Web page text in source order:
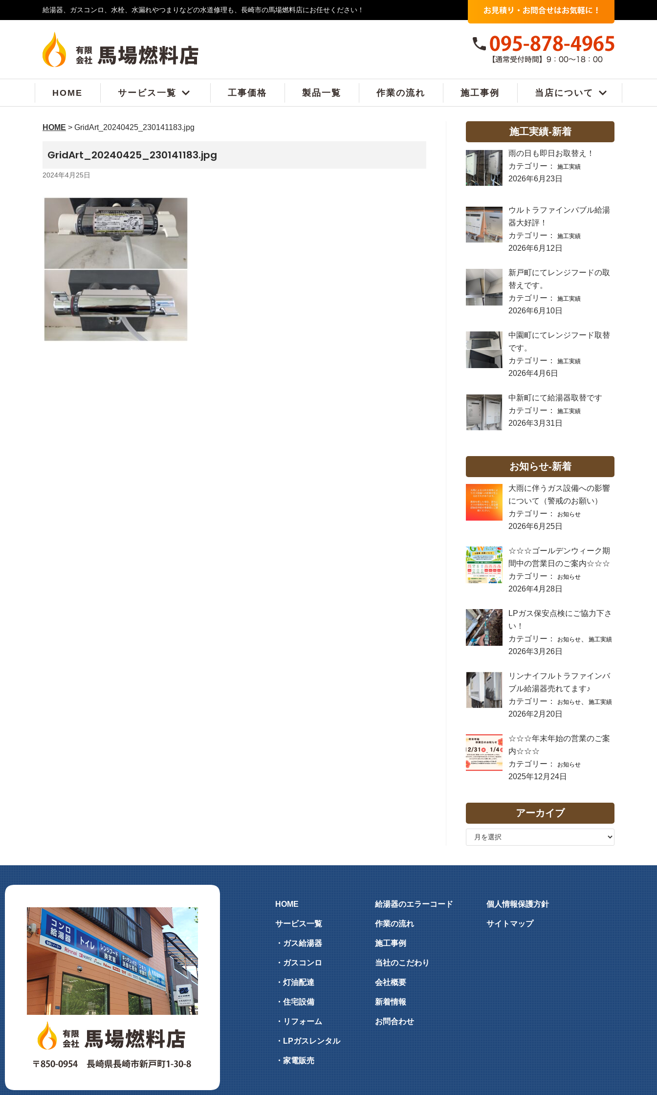
給湯器、ガスコンロ、水栓、水漏れやつまりなどの水道修理も、長崎市の馬場燃料店にお任せください！
HOME サービス一覧 工事価格 製品一覧 作業の流れ 施工事例 当店について
HOME > GridArt_20240425_230141183.jpg
GridArt_20240425_230141183.jpg
2024年4月25日
施工実績-新着
雨の日も即日お取替え！
カテゴリー：
施工実績
2026年6月23日
ウルトラファインバブル給湯
器大好評！
カテゴリー：
施工実績
2026年6月12日
新戸町にてレンジフードの取
替えです。
カテゴリー：
施工実績
2026年6月10日
中園町にてレンジフード取替
です。
カテゴリー：
施工実績
2026年4月6日
中新町にて給湯器取替です
カテゴリー：
施工実績
2026年3月31日
お知らせ-新着
大雨に伴うガス設備への影響
について（警戒のお願い）
カテゴリー：
お知らせ
2026年6月25日
☆☆☆ゴールデンウィーク期
間中の営業日のご案内☆☆☆
カテゴリー：
お知らせ
2026年4月28日
LPガス保安点検にご協力下さ
い！
カテゴリー：
お知らせ 施工実績
2026年3月26日
リンナイフルトラファインバ
ブル給湯器売れてます♪
カテゴリー：
お知らせ 施工実績
2026年2月20日
☆☆☆年末年始の営業のご案
内☆☆☆
カテゴリー：
お知らせ
2025年12月24日
アーカイブ
HOME
サービス一覧
・ガス給湯器
・ガスコンロ
・灯油配達
・住宅設備
・リフォーム
・LPガスレンタル
・家電販売
給湯器のエラーコード
作業の流れ
施工事例
当社のこだわり
会社概要
新着情報
お問合わせ
個人情報保護方針
サイトマップ